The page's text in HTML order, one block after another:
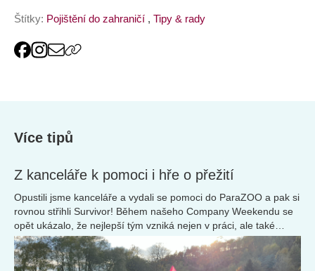
Štítky: Pojištění do zahraničí , Tipy & rady
Více tipů
Z kanceláře k pomoci i hře o přežití
Opustili jsme kanceláře a vydali se pomoci do ParaZOO a pak si
rovnou střihli Survivor! Během našeho Company Weekendu se
opět ukázalo, že nejlepší tým vzniká nejen v práci, ale také
mimo kancelář.